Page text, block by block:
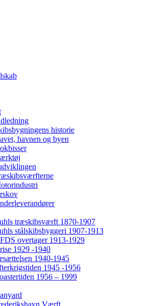
historie
havnen og byen
træskibsværft 1870-1907
stålskibsbyggeri 1907-1913
overtager 1913-1929
1929 -1940
1940-1945
1945 -1956
1956 – 1999
Værft